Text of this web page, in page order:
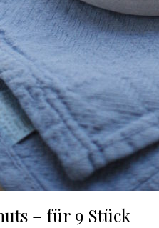
– für 9 Stück